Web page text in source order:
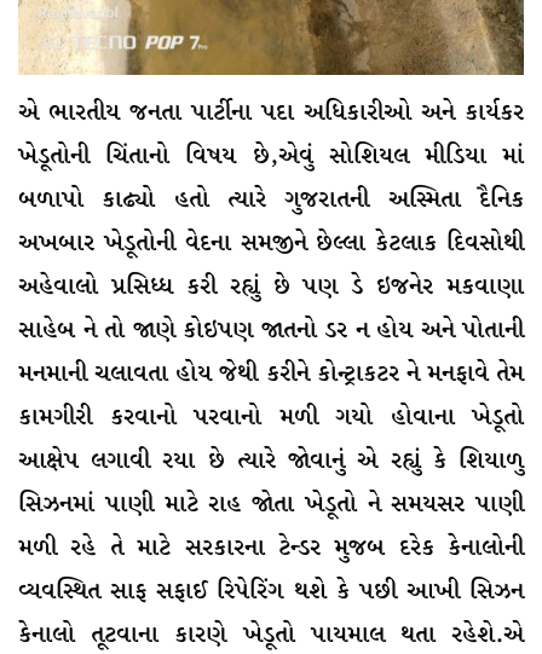
એ ભારતીય જનતા પાર્ટીના પદા અધિકારીઓ અને કાર્યકર
ખેડૂતોની ચિંતાનો વિષય છે,એવું સોશિયલ મીડિયા માં
બળાપો કાઢ્યો હતો ત્યારે ગુજરાતની અસ્મિતા દૈનિક
અખબાર ખેડૂતોની વેદના સમજીને છેલ્લા કેટલાક દિવસોથી
અહેવાલો પ્રસિધ્ધ કરી રહ્યું છે પણ ડે ઇજનેર મકવાણા
સાહેબ ને તો જાણે કોઇપણ જાતનો ડર ન હોય અને પોતાની
મનમાની ચલાવતા હોય જેથી કરીને કોન્ટ્રાકટર ને મનફાવે તેમ
કામગીરી કરવાનો પરવાનો મળી ગયો હોવાના ખેડૂતો
આક્ષેપ લગાવી રયા છે ત્યારે જોવાનું એ રહ્યું કે શિયાળુ
સિઝનમાં પાણી માટે રાહ જોતા ખેડૂતો ને સમયસર પાણી
મળી રહે તે માટે સરકારના ટેન્ડર મુજબ દરેક કેનાલોની
વ્યવસ્થિત સાફ સફાઈ રિપેરિંગ થશે કે પછી આખી સિઝન
કેનાલો તૂટવાના કારણે ખેડૂતો પાયમાલ થતા રહેશે.એ